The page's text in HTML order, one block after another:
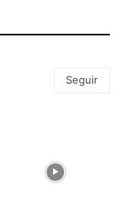
Seguir